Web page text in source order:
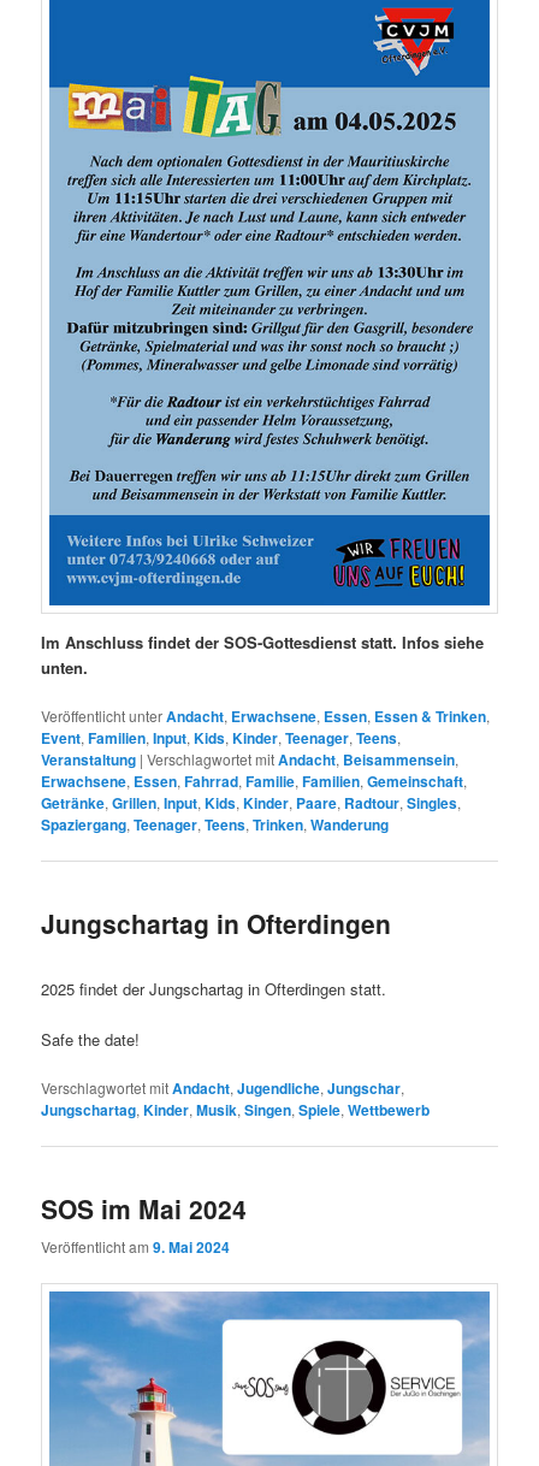
Im Anschluss findet der SOS-Gottesdienst statt. Infos siehe
unten.
Veröffentlicht unterAndacht, Erwachsene, Essen, Essen & Trinken,
Event,Familien,Input,Kids,Kinder,Teenager,Teens,
Veranstaltung |Verschlagwortet mitAndacht, Beisammensein,
Erwachsene, Essen,Fahrrad,Familie,Familien,Gemeinschaft,
Getränke,Grillen,Input,Kids,Kinder, Paare, Radtour,Singles,
Spaziergang,Teenager,Teens,Trinken,Wanderung
Jungschartag in Ofterdingen
2025 findet der Jungschartag in Ofterdingen statt.
Safe the date!
Verschlagwortet mitAndacht,Jugendliche,Jungschar,
Jungschartag,Kinder,Musik,Singen,Spiele,Wettbewerb
SOS im Mai 2024
Veröffentlicht am9. Mai 2024